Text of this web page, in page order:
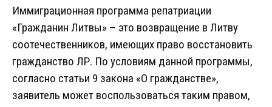
Иммиграционная программа репатриации
«Гражданин Литвы» – это возвращение в Литву
соотечественников, имеющих право восстановить
гражданство ЛР. По условиям данной программы,
согласно статьи 9 закона «О гражданстве»,
заявитель может воспользоваться таким правом,